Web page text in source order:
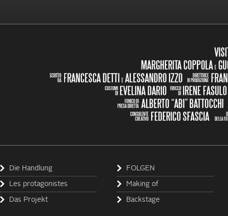
Die Handlung
Les protagonistes
Das Projekt
FOLGEN
Making of
Backstage